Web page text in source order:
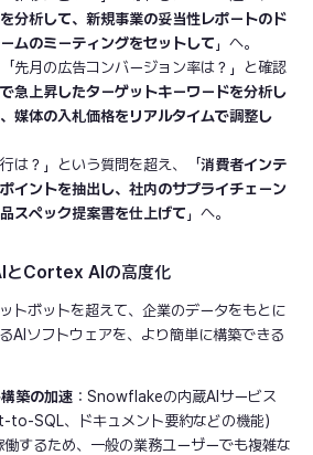
分析して、新規事業の妥当性レポートのド
ムのミーティングをセットして」へ。
「先月の広告コンバージョン率は？」と確認
急上昇したターゲットキーワードを分析し
媒体の入札価格をリアルタイムで調整し
は？」という質問を超え、「消費者インテ
イントを抽出し、社内のサプライチェーン
スペック提案書を仕上げて」へ。
とCortex AIの高度化
トボットを超えて、企業のデータをもとに
AIソフトウェアを、より簡単に構築できる
築の加速 ：Snowflakeの内蔵AIサービス
to-SQL、ドキュメント要約などの機能）
するため、一般の業務ユーザーでも複雑な